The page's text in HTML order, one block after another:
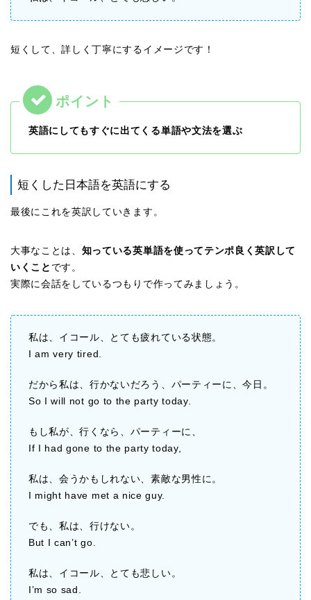
短くして、詳しく丁寧にするイメージです！
英語にしてもすぐに出てくる単語や文法を選ぶ
短くした日本語を英語にする
最後にこれを英訳していきます。
大事なことは、 知っている英単語を使ってテンポ良く英訳して
いくこと です。
実際に会話をしているつもりで作ってみましょう。
私は、イコール、とても疲れている状態。
I am very tired.
だから私は、行かないだろう、パーティーに、今日。
So I will not go to the party today.
もし私が、行くなら、パーティーに、
If I had gone to the party today,
私は、会うかもしれない、素敵な男性に。
I might have met a nice guy.
でも、私は、行けない。
But I can’t go.
私は、イコール、とても悲しい。
I’m so sad.